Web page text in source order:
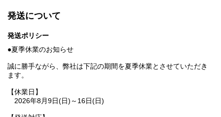
発送について
発送ポリシー
●夏季休業のお知らせ
誠に勝手ながら、弊社は下記の期間を夏季休業とさせていただき
ます。
【休業日】
2026年8月9日(日)～16日(日)